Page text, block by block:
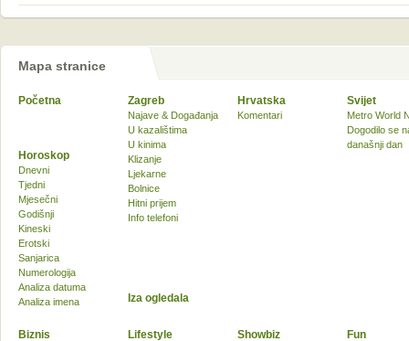
Mapa stranice
Početna Zagreb
Najave & Događanja
U kazalištima
U kinima
Klizanje
Ljekarne
Bolnice
Hitni prijem
Info telefoni
Hrvatska
Komentari
Svijet
Metro World
Dogodilo se
današnji dan
Biznis Lifestyle Showbiz Fun
Horoskop
Dnevni
Tjedni
Mjesečni
Godišnji
Kineski
Erotski
Sanjarica
Numerologija
Analiza datuma
Analiza imena
Iza ogledala